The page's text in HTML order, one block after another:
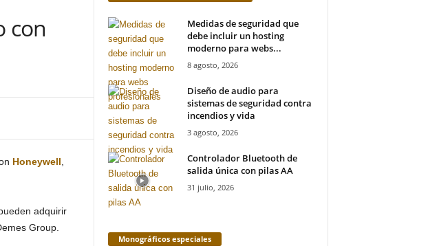
con
Honeywell
adquirir
Group.
Medidas de seguridad que
debe incluir un hosting
moderno para webs...
8 agosto, 2026
Diseño de audio para
sistemas de seguridad contra
incendios y vida
3 agosto, 2026
Controlador Bluetooth de
salida única con pilas AA
31 julio, 2026
Monográficos especiales